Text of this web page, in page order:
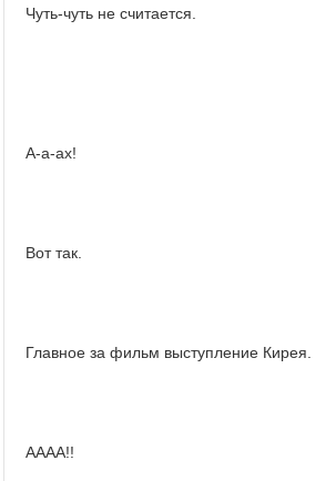
Чуть-чуть не считается.
А-а-ах!
Вот так.
Главное за фильм выступление Кирея.
АААА!!